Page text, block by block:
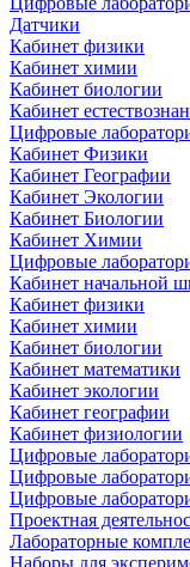
Датчики
Кабинет физики
Кабинет химии
Кабинет биологии
Кабинет
Цифровые
Кабинет Физики
Кабинет Географии
Кабинет Экологии
Кабинет Биологии
Кабинет Химии
Цифровые
Кабинет начальной
Кабинет физики
Кабинет химии
Кабинет биологии
Кабинет математики
Кабинет экологии
Кабинет географии
Кабинет физиологии
Цифровые
Цифровые
Цифровые
Проектная
Лабораторные
Наборы для